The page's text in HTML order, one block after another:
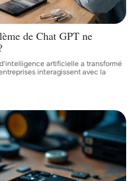
de Chat GPT ne
artificielle a transformé
interagissent avec la